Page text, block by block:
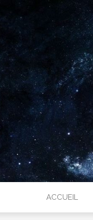
ACCUEIL